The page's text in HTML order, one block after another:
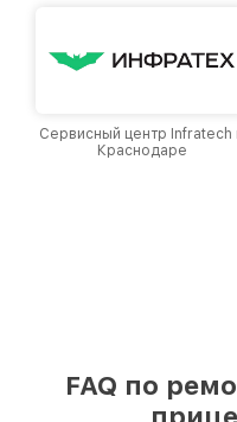
Сервисный центр Infratech
Краснодаре
FAQ по